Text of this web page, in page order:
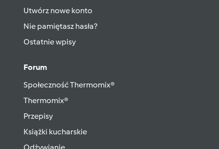
Utwórz nowe konto
Nie pamiętasz hasła?
Ostatnie wpisy
Forum
Społeczność Thermomix®
Thermomix®
Przepisy
Książki kucharskie